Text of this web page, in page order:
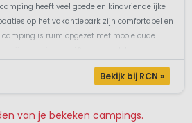
heeft veel goede en kindvriendelijke
op het vakantiepark zijn comfortabel en
camping is ruim opgezet met mooie oude
Bekijk bij RCN »
van je bekeken campings.